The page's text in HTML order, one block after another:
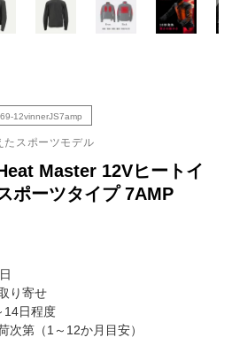
12vinnerJS7amp
たスポーツモデル
Master 12Vヒートイ
ポーツタイプ 7AMP
り寄せ
日程度
第（1～12か月目安）